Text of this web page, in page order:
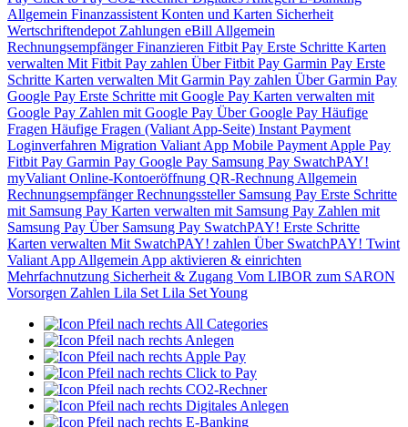
Allgemein Finanzassistent Konten und Karten Sicherheit
Wertschriftendepot Zahlungen eBill Allgemein
RechnungsempfängerFinanzieren Fitbit Pay Erste Schritte Karten
verwalten Mit Fitbit Pay zahlen Über Fitbit Pay Garmin Pay Erste
Schritte Karten verwalten Mit Garmin Pay zahlen Über Garmin Pay
Google Pay Erste Schritte mit Google Pay Karten verwalten mit
Google Pay Zahlen mit Google Pay Über Google Pay Häufige
Fragen Häufige Fragen (Valiant App-Seite) Instant Payment
Loginverfahren Migration Valiant App Mobile Payment Apple Pay
Fitbit Pay Garmin Pay Google Pay Samsung Pay SwatchPAY!
myValiant Online-Kontoeröffnung QR-Rechnung Allgemein
RechnungsempfängerRechnungssteller Samsung Pay Erste Schritte
mit Samsung Pay Karten verwalten mit Samsung Pay Zahlen mit
Samsung Pay Über Samsung Pay SwatchPAY! Erste Schritte
Karten verwalten Mit SwatchPAY! zahlen Über SwatchPAY! Twint
Valiant App Allgemein App aktivieren & einrichten
Mehrfachnutzung Sicherheit & Zugang Vom LIBOR zum SARON
Vorsorgen Zahlen Lila Set Lila Set Young
All Categories
Anlegen
Apple Pay
Click to Pay
CO2-Rechner
Digitales Anlegen
E-Banking